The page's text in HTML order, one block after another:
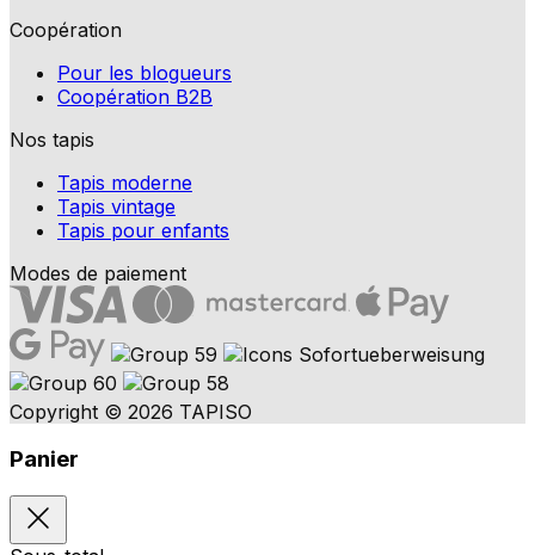
Coopération
Pour les blogueurs
Coopération B2B
Nos tapis
Tapis moderne
Tapis vintage
Tapis pour enfants
Modes de paiement
Copyright © 2026 TAPISO
Panier